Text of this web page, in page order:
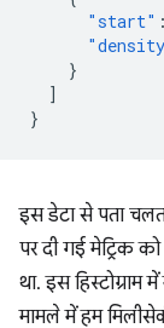
"start" :
}
]
}
इस डेटा से पता
पर दी गई मेट्रिक
था. इस हिस्टोग्राम
मामले में हम